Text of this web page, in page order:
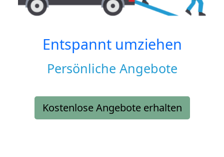
Entspannt umziehen
Persönliche Angebote
Kostenlose Angebote erhalten